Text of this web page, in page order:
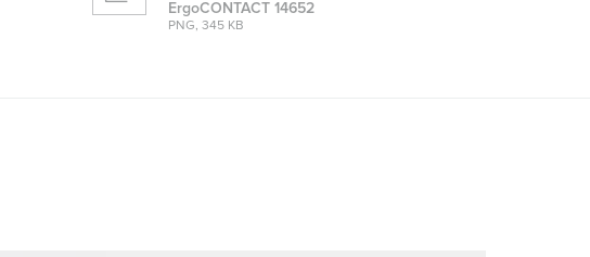
ErgoCONTACT 14652
PNG, 345 KB